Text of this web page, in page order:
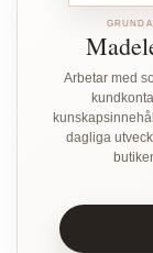
Arbetar med
dagliga